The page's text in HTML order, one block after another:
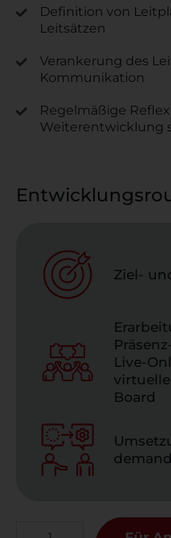
Definition von
Leitsätzen
Verankerung des
Kommunikation
Regelmäßige
Weiterentwicklung
Ziel-
Live-
Board
demand